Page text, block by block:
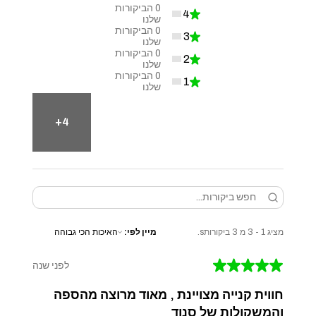
★
4
0%
0 הביקורות
שלנו
★
3
0%
0 הביקורות
שלנו
★
2
0%
0 הביקורות
שלנו
★
1
0%
0 הביקורות
שלנו
4+
מציג 1 - 3 מ 3 ביקורותs. מיין לפי:
★
★
★
★
★ לפני שנה
חווית קנייה מצויינת , מאוד מרוצה מהספה
והמשקולות של סנוד